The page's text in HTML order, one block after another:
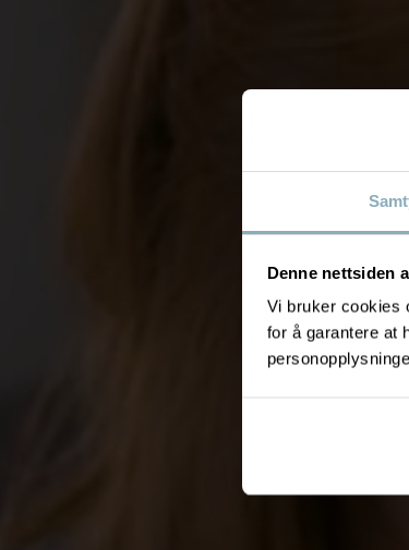
Denne nettsiden
Vi bruker cookies
for å garantere at